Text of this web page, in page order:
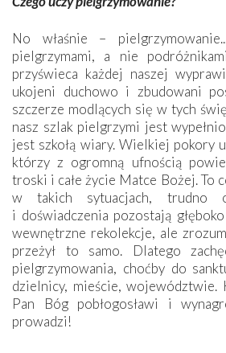
No właśnie –
pielgrzymami, a nie
przyświeca każdej naszej
ukojeni duchowo i zbudowani
szczerze modlących się w tych
nasz szlak pielgrzymi jest
jest szkołą wiary. Wielkiej pokory
którzy z ogromną ufnością
troski i całe życie Matce Bożej. To
w takich sytuacjach, trudno
i doświadczenia pozostają
wewnętrzne rekolekcje, ale
przeżył to samo. Dlatego
pielgrzymowania, choćby do
dzielnicy, mieście, województwie.
Pan Bóg pobłogosławi i
prowadzi!